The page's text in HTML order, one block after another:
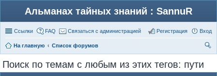
Альманах тайных знаний : SannuR
Ссылки FAQ Связаться с администрацией Вход
Регистрация
На главную
Список форумов
Поиск по темам с любым из этих тегов: пути